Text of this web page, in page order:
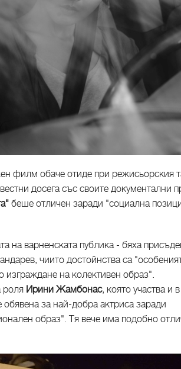
филм обаче отиде при режисьорския
досега със своите документални
беше отличен заради "социална
на варненската публика - бяха
чиито достойнства са
изграждане на колективен образ".
роля Ирини Жамбонас, която участва и в
за най-добра актриса заради
образ". Тя вече има подобно